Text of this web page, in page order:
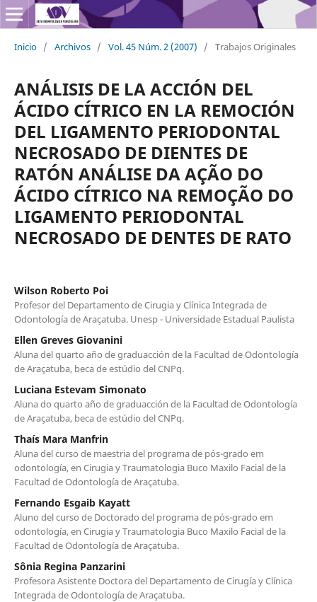
Inicio / Archivos / Vol. 45 Núm. 2 (2007) / Trabajos Originales
ANÁLISIS DE LA ACCIÓN DEL
ÁCIDO CÍTRICO EN LA REMOCIÓN
DEL LIGAMENTO PERIODONTAL
NECROSADO DE DIENTES DE
RATÓN ANÁLISE DA AÇÃO DO
ÁCIDO CÍTRICO NA REMOÇÃO DO
LIGAMENTO PERIODONTAL
NECROSADO DE DENTES DE RATO
Wilson Roberto Poi
Profesor del Departamento de Cirugia y Clínica Integrada de
Odontología de Araçatuba. Unesp - Universidade Estadual Paulista
Ellen Greves Giovanini
Aluna del quarto año de graduacción de la Facultad de Odontología
de Araçatuba, beca de estúdio del CNPq.
Luciana Estevam Simonato
Aluna do quarto año de graduacción de la Facultad de Odontología
de Araçatuba, beca de estúdio del CNPq.
Thaís Mara Manfrin
Aluna del curso de maestria del programa de pós-grado em
odontología, en Cirugia y Traumatologia Buco Maxilo Facial de la
Facultad de Odontología de Araçatuba.
Fernando Esgaib Kayatt
Aluno del curso de Doctorado del programa de pós-grado em
odontología, en Cirugia y Traumatologia Buco Maxilo Facial de la
Facultad de Odontología de Araçatuba.
Sônia Regina Panzarini
Profesora Asistente Doctora del Departamento de Cirugía y Clínica
Integrada de Odontología de Araçatuba.